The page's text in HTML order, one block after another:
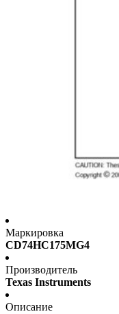
Маркировка
CD74HC175MG4
Производитель
Texas Instruments
Описание